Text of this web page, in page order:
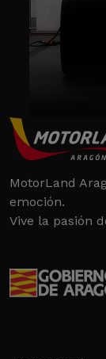
MotorLand
emoción.
Vive la pasión